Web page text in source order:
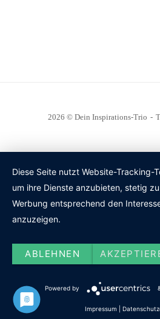
2026 © Dein Inspirations-Trio
Diese Seite nutzt Website-Tracking-
um ihre Dienste anzubieten, stetig
Werbung entsprechend den
anzuzeigen.
ABLEHNEN
Powered by
Impressum